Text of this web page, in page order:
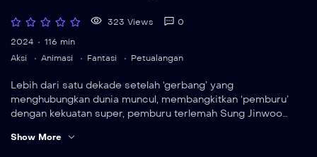
323 Views
0
2024
116 min
Aksi
Animasi Fantasi Petualangan
Lebih dari satu dekade setelah ‘gerbang’ yang
menghubungkan dunia muncul, membangkitkan ‘pemburu’
dengan kekuatan super, pemburu terlemah Sung Jinwoo
sebuah misi misterius, menjadi satu-satunya yang mampu
Show More